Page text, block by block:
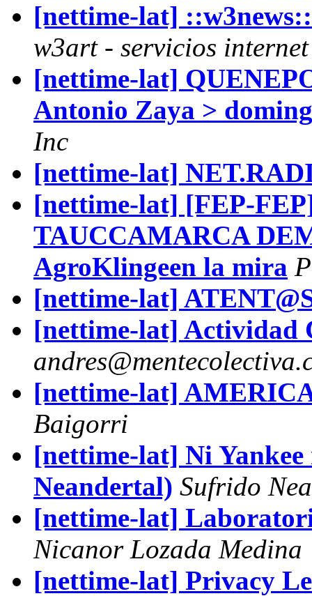
[nettime-lat]
w3art - servicios
[nettime-lat]
Antonio Zaya >
Inc
[nettime-lat]
[nettime-lat] [FEP-
TAUCCAMARCA
AgroKlingeen la mira
[nettime-lat]
[nettime-lat] Actividad
[nettime-lat]
Baigorri
[nettime-lat] Ni
Neandertal) Sufrido
[nettime-lat]
Nicanor Lozada Medina
[nettime-lat] Privacy